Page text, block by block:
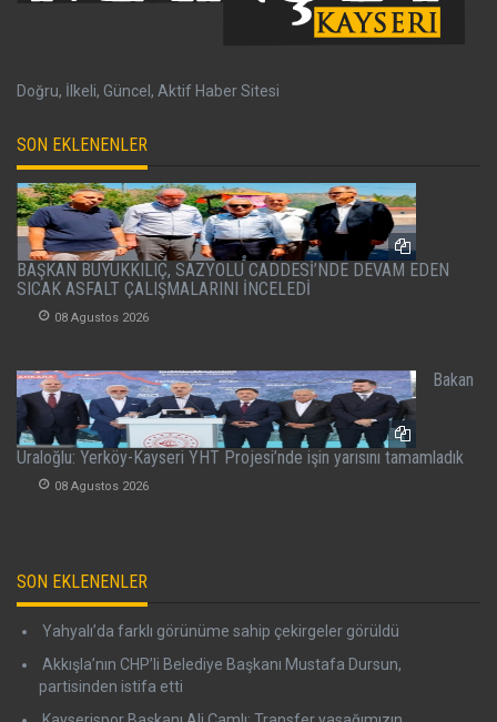
Doğru, İlkeli, Güncel, Aktif Haber Sitesi
SON EKLENENLER
BAŞKAN BÜYÜKKILIÇ, SAZYOLU CADDESİ’NDE DEVAM EDEN
SICAK ASFALT ÇALIŞMALARINI İNCELEDİ
08 Agustos 2026
Bakan
Uraloğlu: Yerköy-Kayseri YHT Projesi’nde işin yarısını tamamladık
08 Agustos 2026
SON EKLENENLER
Yahyalı’da farklı görünüme sahip çekirgeler görüldü
Akkışla’nın CHP’li Belediye Başkanı Mustafa Dursun,
partisinden istifa etti